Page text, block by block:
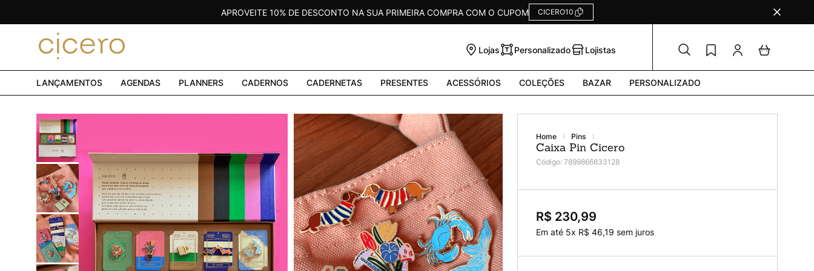
APROVEITE 10% DE DESCONTO NA SUA PRIMEIRA COMPRA COM O CUPOM CICERO10
Lojas Personalizado Lojistas
LANÇAMENTOS AGENDAS PLANNERS CADERNOS CADERNETAS PRESENTES ACESSÓRIOS COLEÇÕES BAZAR PERSONALIZADO
pins
Caixa Pin Cicero
Código: 7899866833128
R$ 230,99
Em até 5x R$ 46,19 sem juros